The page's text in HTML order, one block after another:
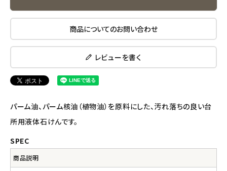
アルマウィン
アルモニベルツ
ご利用ガイド等
商品についてのお問い合わせ
レビューを書く
パーム油、パーム核油（植物油）を原料にした、汚れ落ちの良い台
所用液体石けんです。
SPEC
商品説明